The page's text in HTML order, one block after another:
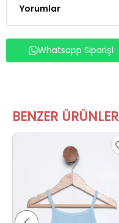
Yorumlar
Whatsapp Siparişi
BENZER ÜRÜNLER